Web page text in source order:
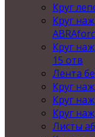
Круг
Круг
Круг
15 отв
Лента
Круг
Круг
Круг
Листы